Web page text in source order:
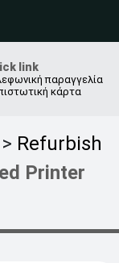
link
παραγγελία
κάρτα
Refurbish
Printer